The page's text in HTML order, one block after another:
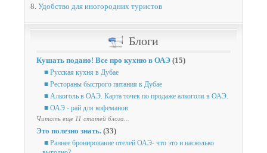
8. Удобство для иногородних туристов
Блоги
Кушать подано! Все про кухню в ОАЭ (15)
■ Русская кухня в Дубае
■ Рестораны быстрого питания в Дубае
■ Алкоголь в ОАЭ. Карта точек по продаже алкоголя в ОАЭ.
■ ОАЭ - рай для кофеманов
Читать еще 11 статей блога...
Это полезно знать. (33)
■ Раннее бронирование отелей ОАЭ- что это и насколько